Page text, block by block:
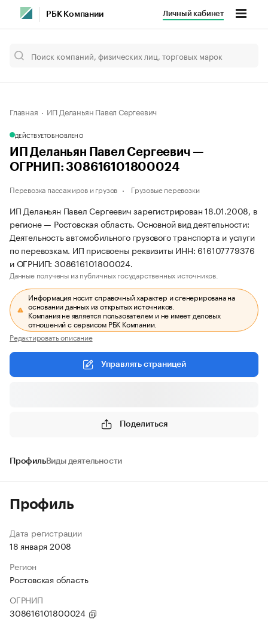
РБК Компании Личный кабинет
Главная ИП Деланьян Павел Сергеевич
ДЕЙСТВУЕТОБНОВЛЕНО
ИП Деланьян Павел Сергеевич —
ОГРНИП: 308616101800024
Перевозка пассажиров и грузов Грузовые перевозки
ИП Деланьян Павел Сергеевич зарегистрирован 18.01.2008, в
регионе — Ростовская область. Основной вид деятельности:
Деятельность автомобильного грузового транспорта и услуги
по перевозкам. ИП присвоены реквизиты ИНН: 616107779376
и ОГРНИП: 308616101800024.
Данные получены из публичных государственных источников.
Информация носит справочный характер и сгенерирована на
основании данных из открытых источников.
Компания не является пользователем и не имеет деловых
отношений с сервисом РБК Компании.
Редактировать описание
Управлять страницей
Поделиться
ПрофильВиды деятельности
Профиль
Дата регистрации
18 января 2008
Регион
Ростовская область
ОГРНИП
308616101800024